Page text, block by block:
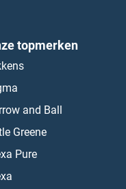
topmerken
and Ball
Greene
Pure